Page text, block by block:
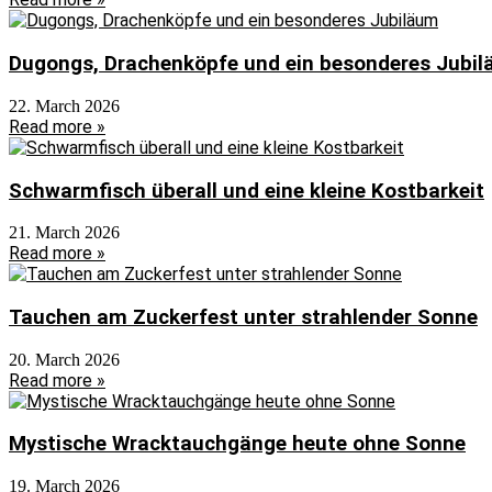
Dugongs, Drachenköpfe und ein besonderes
22. March 2026
Read more »
Schwarmfisch überall und eine kleine Kostbarkeit
21. March 2026
Read more »
Tauchen am Zuckerfest unter strahlender Sonne
20. March 2026
Read more »
Mystische Wracktauchgänge heute ohne Sonne
19. March 2026